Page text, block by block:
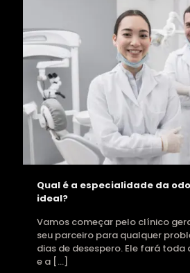
Qual é a especialidade da
ideal?
Vamos começar pelo clínico
seu parceiro para qualquer
dias de desespero. Ele fará toda
e a […]